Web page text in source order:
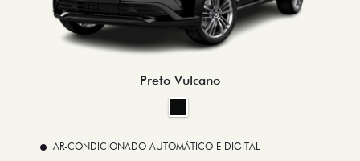
Preto Vulcano
AR-CONDICIONADO AUTOMÁTICO E DIGITAL